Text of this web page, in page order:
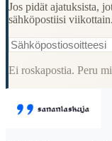
Jos pidät ajatuksista,
sähköpostiisi
Ei roskapostia. Peru